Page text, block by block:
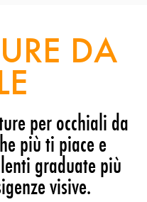
DA
per occhiali da
più ti piace e
graduate più
visive.